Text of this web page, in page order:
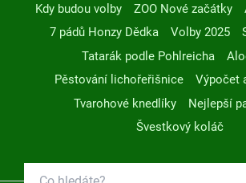
Kdy budou volby
ZOO Nové začátky
7 pádů Honzy Dědka
Volby 2025
Tatarák podle Pohlreicha
Pěstování lichořeřišnice
Výpočet
Tvarohové knedlíky
Nejlepší
Švestkový koláč